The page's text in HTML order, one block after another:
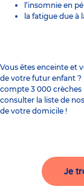
l’insomnie en
la fatigue due à
Vous êtes enceinte et
de votre futur enfant ?
compte 3 000 crèches
consulter la liste de
de votre domicile !
Je